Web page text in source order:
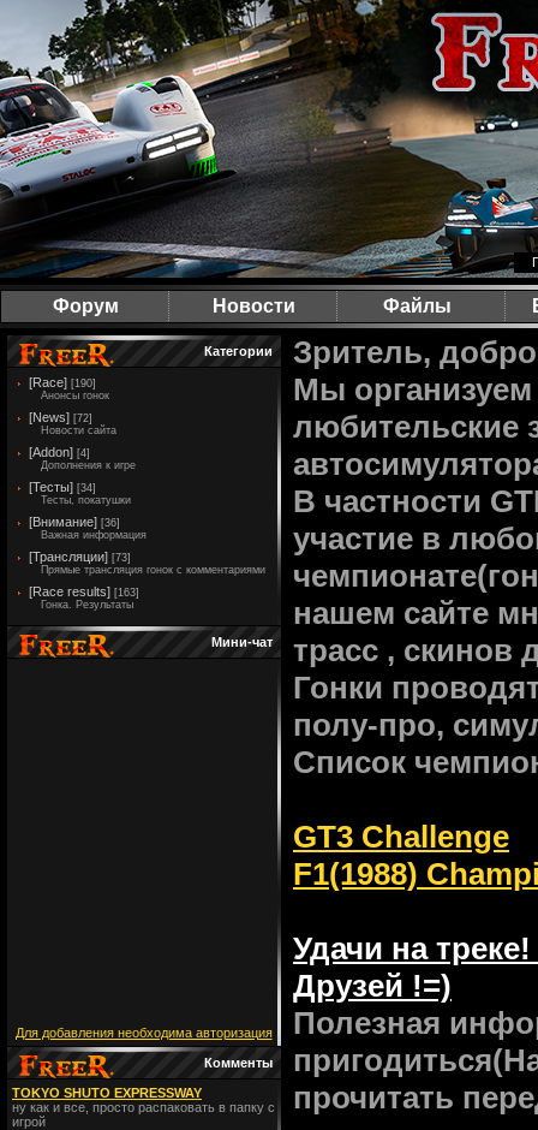
Форум Новости Файлы
Категории
[Race] [190]
Анонсы гонок
[News] [72]
Новости сайта
[Addon] [4]
Дополнения к игре
[Тесты] [34]
Тесты, покатушки
[Внимание] [36]
Важная информация
[Трансляции] [73]
Прямые трансляция гонок с комментариями
[Race results] [163]
Гонка. Результаты
Мини-чат
Для добавления необходима авторизация
Комменты
TOKYO SHUTO EXPRESSWAY
ну как и все, просто распаковать в папку с
игрой
Зритель,
Мы
любительские
В частности
участие в
нашем сайте
трасс , скинов
Гонки
полу-про,
Список
GT3 Challenge
F1(1988)
Удачи на
Друзей !=)
Полезная
прочитать